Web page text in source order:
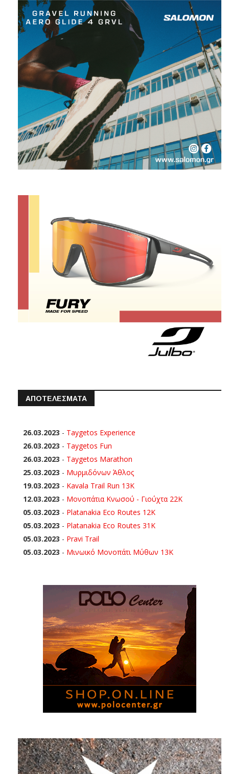
ΑΠΟΤΕΛΕΣΜΑΤΑ
26.03.2023 - Taygetos Experience
26.03.2023 - Taygetos Fun
26.03.2023 - Taygetos Marathon
25.03.2023 - Μυρμιδόνων Άθλος
19.03.2023 - Kavala Trail Run 13K
12.03.2023 - Μονοπάτια Κνωσού - Γιούχτα 22Κ
05.03.2023 - Platanakia Eco Routes 12K
05.03.2023 - Platanakia Eco Routes 31K
05.03.2023 - Pravi Trail
05.03.2023 - Μινωικό Μονοπάτι Μύθων 13Κ